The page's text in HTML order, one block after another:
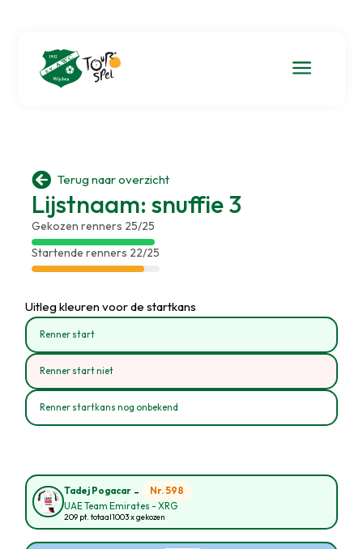
a
 Terug naar overzicht
Lijstnaam: snuffie 3
Gekozen renners 25/25
Startende renners 22/25
Uitleg kleuren voor de startkans
Renner start
Renner start niet
Renner startkans nog onbekend
Tadej Pogacar - Nr. 598
UAE Team Emirates - XRG
209 pt. totaal1003 x gekozen